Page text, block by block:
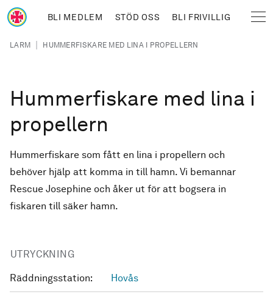
Hoppa till huvudinnehåll
BLI MEDLEM STÖD OSS BLI FRIVILLIG
Länkstig
LARM | HUMMERFISKARE MED LINA I PROPELLERN
Hummerfiskare med lina i
propellern
Hummerfiskare som fått en lina i propellern och
behöver hjälp att komma in till hamn. Vi bemannar
Rescue Josephine och åker ut för att bogsera in
fiskaren till säker hamn.
UTRYCKNING
Räddningsstation: Hovås